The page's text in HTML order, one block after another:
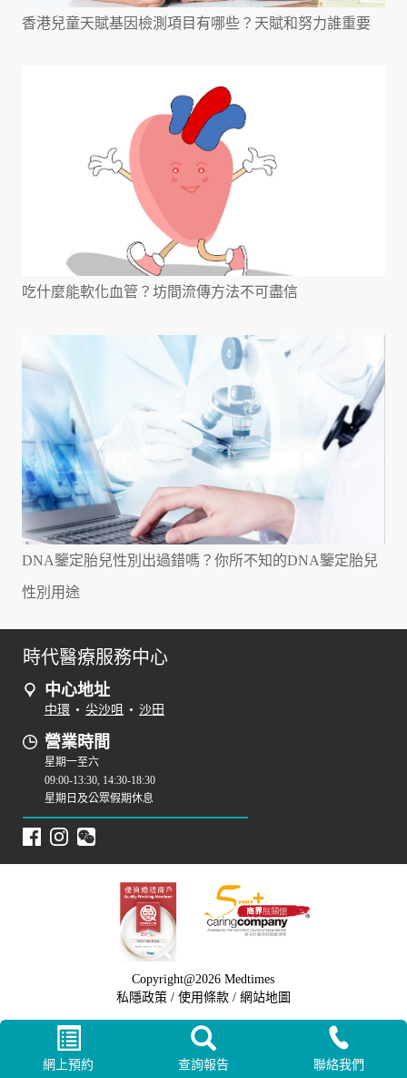
網上預約 查詢報告 聯絡我們
香港兒童天賦基因檢測項目有哪些？天賦和努力誰重要
吃什麼能軟化血管？坊間流傳方法不可盡信
DNA鑒定胎兒性別出過錯嗎？你所不知的DNA鑒定胎兒
性別用途
時代醫療服務中心
中心地址
中環 • 尖沙咀 • 沙田
營業時間
星期一至六
09:00-13:30, 14:30-18:30
星期日及公眾假期休息
Copyright@2026 Medtimes
私隱政策 / 使用條款/ 網站地圖